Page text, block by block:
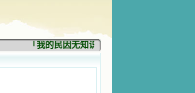
「我的民因无知识而灭亡。你弃掉知识，我